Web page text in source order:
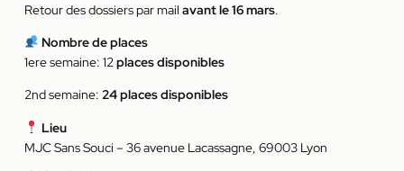
Retour des dossiers par mail avant le 16 mars.
Nombre de places
1ere semaine: 12places disponibles
2nd semaine: 24 places disponibles
Lieu
MJC Sans Souci – 36 avenue Lacassagne, 69003 Lyon